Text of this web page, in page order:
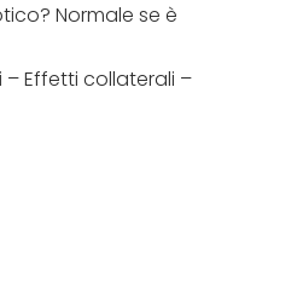
Normale se è
– Effetti collaterali –